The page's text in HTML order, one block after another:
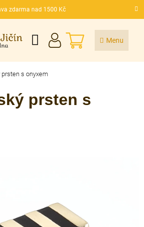
zdarma nad 1500 Kč
NÁKUPNÍ
KOŠÍK
s onyxem
prsten s